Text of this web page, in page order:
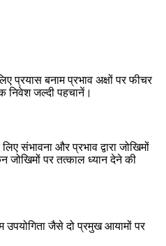
प्रयास बनाम प्रभाव अक्षों पर फीचर
निवेश जल्दी पहचानें।
संभावना और प्रभाव द्वारा जोखिमों
पर तत्काल ध्यान देने की
उपयोगिता जैसे दो प्रमुख आयामों पर